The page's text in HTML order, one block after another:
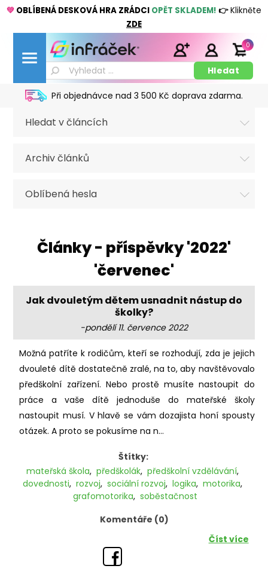
💚 OBLÍBENÁ DESKOVÁ HRA ZRÁDCI OPĚT SKLADEM! 👉Klikněte
ZDE
Při objednávce nad 3 500 Kč doprava zdarma.
0
Hledat v článcích
Archiv článků
Oblíbená hesla
Články - příspěvky '2022'
'červenec'
Jak dvouletým dětem usnadnit nástup do
školky?
-pondělí 11. července 2022
Možná patříte k rodičům, kteří se rozhodují, zda je jejich
dvouleté dítě dostatečně zralé, na to, aby navštěvovalo
předškolní zařízení. Nebo prostě musíte nastoupit do
práce a vaše dítě jednoduše do mateřské školy
nastoupit musí. V hlavě se vám dozajista honí spousty
otázek. A proto se pokusíme na n...
Štítky:
mateřská škola, předškolák, předškolní vzdělávání,
dovednosti, rozvoj, sociální rozvoj, logika, motorika,
grafomotorika, soběstačnost
Komentáře (0)
Číst více